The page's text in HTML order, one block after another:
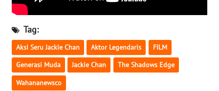
Tag:
Aksi Seru Jackie Chan Aktor Legendaris FILM
Generasi Muda Jackie Chan The Shadows Edge
Wahananewsco
SULTRA
WN
NTB
WN
SULTENG